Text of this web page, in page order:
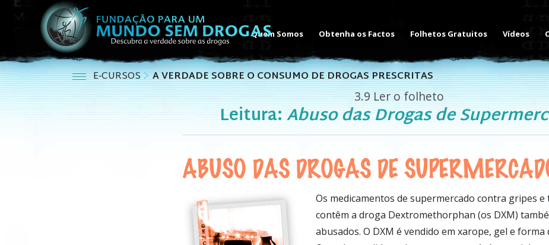
Quem Somos Obtenha os Factos Folhetos Gratuitos Vídeos
E‑CURSOS A VERDADE SOBRE O CONSUMO DE DROGAS PRESCRITAS
3.9 Ler o folheto
Leitura:Abuso das Drogas de
ABUSO DAS DROGAS DE
Os medicamentos de supermercado contra gripes e
contêm a droga Dextromethorphan (os DXM)
abusados. O DXM é vendido em xarope, gel e forma